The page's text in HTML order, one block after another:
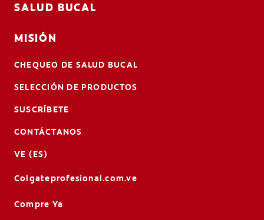
SALUD BUCAL
MISIÓN
CHEQUEO DE SALUD BUCAL
SELECCIÓN DE PRODUCTOS
SUSCRÍBETE
CONTÁCTANOS
VE (ES)
Colgateprofesional.com.ve
Compre Ya